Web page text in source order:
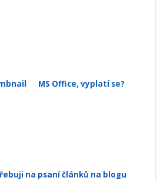
MS Office, vyplatí se?
na psaní článků na blogu